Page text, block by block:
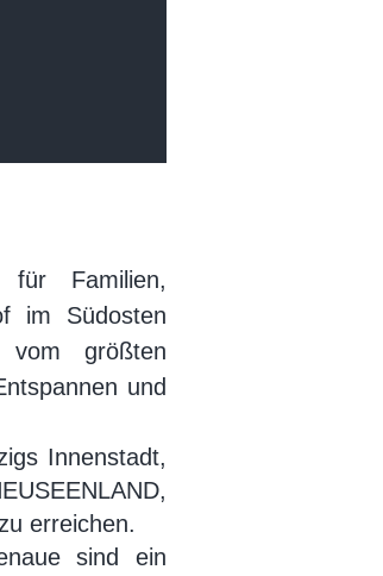
für Familien,
im Südosten
größten
und
Innenstadt,
erreichen.
sind ein